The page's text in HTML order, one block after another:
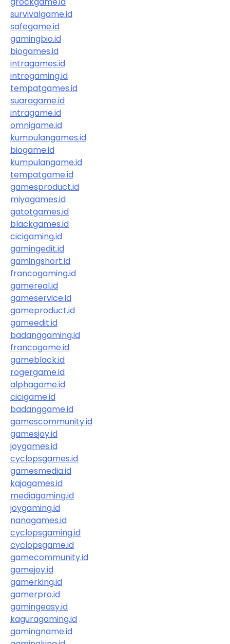
survivalgame.id
safegame.id
gamingbio.id
biogames.id
intragames.id
introgaming.id
tempatgames.id
suaragame.id
intragame.id
omnigame.id
kumpulangames.id
biogame.id
kumpulangame.id
tempatgame.id
gamesproduct.id
miyagames.id
gatotgames.id
blackgames.id
cicigaming.id
gamingedit.id
gamingshort.id
francogaming.id
gamereal.id
gameservice.id
gameproduct.id
gameedit.id
badanggaming.id
francogame.id
gameblack.id
rogergame.id
alphagame.id
cicigame.id
badanggame.id
gamescommunity.id
gamesjoy.id
joygames.id
cyclopsgames.id
gamesmedia.id
kajagames.id
mediagaming.id
joygaming.id
nanagames.id
cyclopsgaming.id
cyclopsgame.id
gamecommunity.id
gamejoy.id
gamerking.id
gamerpro.id
gamingeasy.id
kaguragaming.id
gamingname.id